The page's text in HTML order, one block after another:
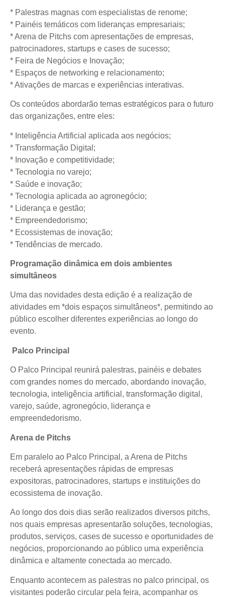
* Palestras magnas com especialistas de renome;
* Painéis temáticos com lideranças empresariais;
* Arena de Pitchs com apresentações de empresas,
patrocinadores, startups e cases de sucesso;
* Feira de Negócios e Inovação;
* Espaços de networking e relacionamento;
* Ativações de marcas e experiências interativas.
Os conteúdos abordarão temas estratégicos para o futuro
das organizações, entre eles:
* Inteligência Artificial aplicada aos negócios;
* Transformação Digital;
* Inovação e competitividade;
* Tecnologia no varejo;
* Saúde e inovação;
* Tecnologia aplicada ao agronegócio;
* Liderança e gestão;
* Empreendedorismo;
* Ecossistemas de inovação;
* Tendências de mercado.
Programação dinâmica em dois ambientes
simultâneos
Uma das novidades desta edição é a realização de
atividades em *dois espaços simultâneos*, permitindo ao
público escolher diferentes experiências ao longo do
evento.
Palco Principal
O Palco Principal reunirá palestras, painéis e debates
com grandes nomes do mercado, abordando inovação,
tecnologia, inteligência artificial, transformação digital,
varejo, saúde, agronegócio, liderança e
empreendedorismo.
Arena de Pitchs
Em paralelo ao Palco Principal, a Arena de Pitchs
receberá apresentações rápidas de empresas
expositoras, patrocinadores, startups e instituições do
ecossistema de inovação.
Ao longo dos dois dias serão realizados diversos pitchs,
nos quais empresas apresentarão soluções, tecnologias,
produtos, serviços, cases de sucesso e oportunidades de
negócios, proporcionando ao público uma experiência
dinâmica e altamente conectada ao mercado.
Enquanto acontecem as palestras no palco principal, os
visitantes poderão circular pela feira, acompanhar os